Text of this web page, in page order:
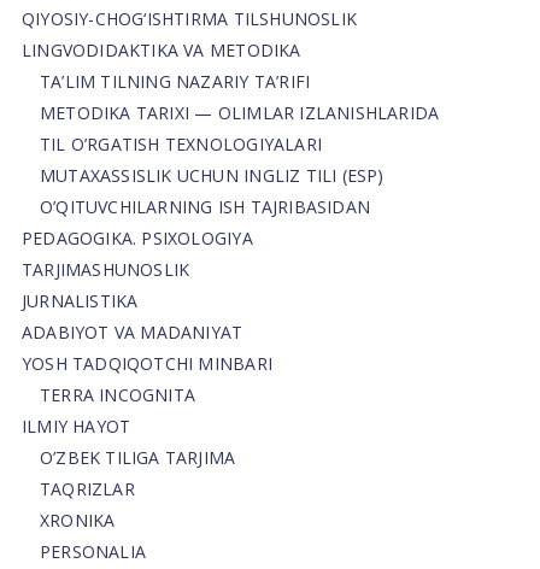
QIYOSIY-CHOG‘ISHTIRMA TILSHUNOSLIK
LINGVODIDAKTIKA VA METODIKA
TA’LIM TILNING NAZARIY TA’RIFI
METODIKA TARIXI — OLIMLAR IZLANISHLARIDA
TIL O’RGATISH TEXNOLOGIYALARI
MUTAXASSISLIK UCHUN INGLIZ TILI (ESP)
O’QITUVCHILARNING ISH TAJRIBASIDAN
PEDAGOGIKA. PSIXOLOGIYA
TARJIMASHUNOSLIK
JURNALISTIKA
ADABIYOT VA MADANIYAT
YOSH TADQIQOTCHI MINBARI
TERRA INCOGNITA
ILMIY HAYOT
O’ZBEK TILIGA TARJIMA
TAQRIZLAR
XRONIKA
PERSONALIA